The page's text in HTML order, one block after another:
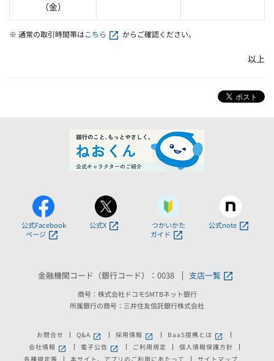
（金）
※ 通常の取引時間帯はこちら からご確認ください。
以上
公式Facebook
ページ
公式X
つかいかた
ガイド
公式note
金融機関コード（銀行コード）：0038 支店一覧
商号：株式会社ドコモSMTBネット銀行
所属銀行の商号：三井住友信託銀行株式会社
お問合せ Q&A 新しいウィンドウで開きます。
採用情報 新しいウィンドウで開きます。
BaaS提携とは 新しいウィンドウ
会社情報新しいウィンドウで開きます。
電子公告新しいウィンドウで開きます。
ご利用規定
個人情報保護方針
各種規定等
本サイト、アプリのご利用にあたって サイトマップ